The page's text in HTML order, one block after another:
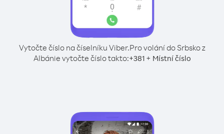
Vytočte číslo na číselníku Viber.Pro volání do Srbsko z
Albánie vytočte číslo takto:+381+ Místní číslo